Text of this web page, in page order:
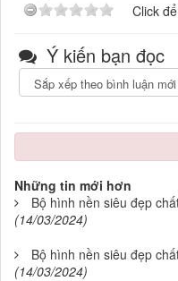
Click
Ý kiến bạn đọc
Những tin mới hơn
Bộ hình nền siêu đẹp
(14/03/2024)
Bộ hình nền siêu đẹp
(14/03/2024)